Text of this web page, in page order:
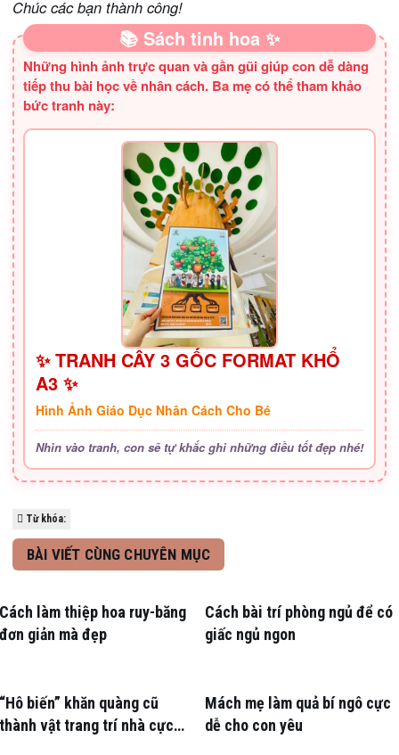
Chúc các bạn thành công!
📚 Sách tinh hoa ✨
Những hình ảnh trực quan và gần gũi giúp con dễ dàng
tiếp thu bài học về nhân cách. Ba mẹ có thể tham khảo
bức tranh này:
✨ TRANH CÂY 3 GỐC FORMAT KHỔ
A3 ✨
Hình Ảnh Giáo Dục Nhân Cách Cho Bé
Nhìn vào tranh, con sẽ tự khắc ghi những điều tốt đẹp nhé!
Từ khóa:
BÀI VIẾT CÙNG CHUYÊN MỤC
Cách làm thiệp hoa ruy-băng
đơn giản mà đẹp
Cách bài trí phòng ngủ để có
giấc ngủ ngon
“Hô biến” khăn quàng cũ
thành vật trang trí nhà cực
Mách mẹ làm quả bí ngô cực
dễ cho con yêu